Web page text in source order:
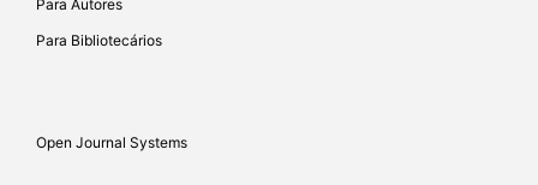
Para Autores
Para Bibliotecários
Open Journal Systems